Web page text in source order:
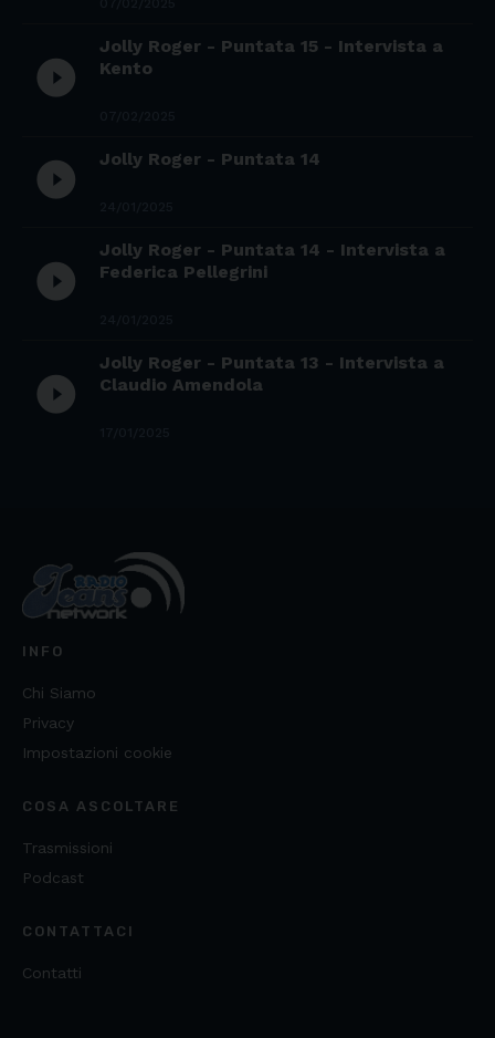
play_circle_filled
Jolly Roger - Puntata 15 - Intervista a
Kento
play_circle_filled Jolly Roger - Puntata 14
play_circle_filled
Jolly Roger - Puntata 14 - Intervista a
Federica Pellegrini
play_circle_filled
Jolly Roger - Puntata 13 - Intervista a
Claudio Amendola
INFO
Chi Siamo
Privacy
Impostazioni cookie
COSA ASCOLTARE
Trasmissioni
Podcast
CONTATTACI
Contatti